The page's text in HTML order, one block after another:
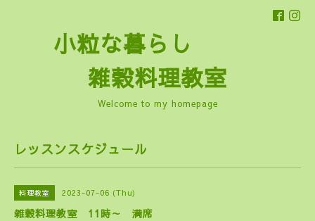
小粒な暮らし
雑穀料理教室
Welcome to my homepage
レッスンスケジュール
料理教室 2023-07-06 (Thu)
雑穀料理教室 11時～ 満席